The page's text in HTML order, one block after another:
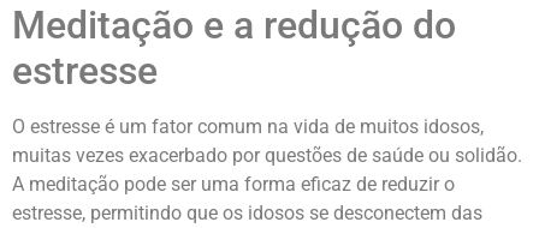
Meditação e a redução do
estresse
O estresse é um fator comum na vida de muitos idosos,
muitas vezes exacerbado por questões de saúde ou solidão.
A meditação pode ser uma forma eficaz de reduzir o
estresse, permitindo que os idosos se desconectem das